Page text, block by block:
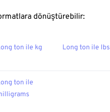
dönüştürebilir:
ton ile kg Long ton ile lbs
ton ile